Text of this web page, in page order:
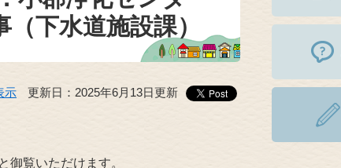
下水道施設課）
示 更新日：2025年6月13日更新
覧いただけます。